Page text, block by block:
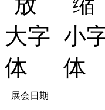
展会日期